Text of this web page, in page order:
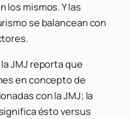
los mismos. Y las
se balancean con
JMJ reporta que
en concepto de
con la JMJ; la
ésto versus